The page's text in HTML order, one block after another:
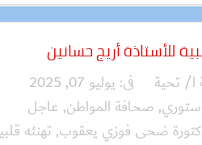
للأستاذة أريج حسانين
ا/ تحية فى: يوليو 07, 2025
, صحافة المواطن, عاجل
ضحى فوزي يعقوب, تهنئه